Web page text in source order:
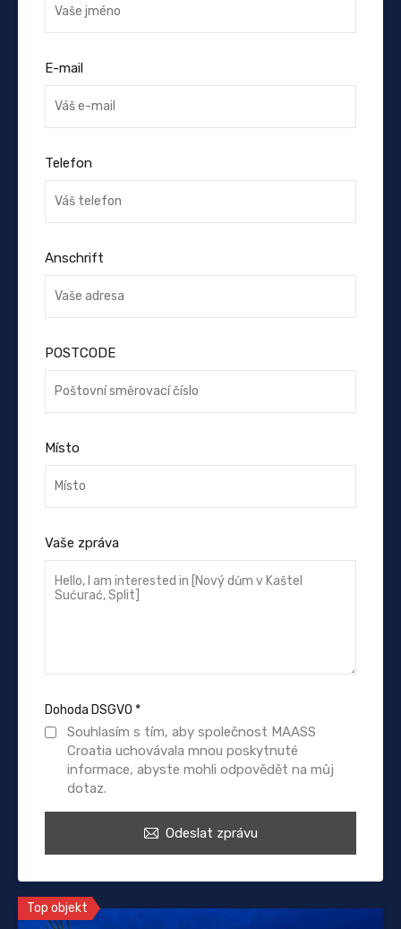
E-mail
Telefon
Anschrift
POSTCODE
Místo
Vaše zpráva
Dohoda DSGVO *
Souhlasím s tím, aby společnost MAASS
Croatia uchovávala mnou poskytnuté
informace, abyste mohli odpovědět na můj
dotaz.
Odeslat zprávu
Top objekt